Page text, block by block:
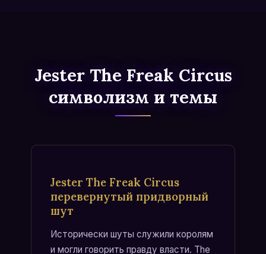
Jester The Freak Circus
символизм и темы
Jester The Freak Circus
перевернутый придворный
шут
Исторически шуты служили королям
и могли говорить правду власти. The